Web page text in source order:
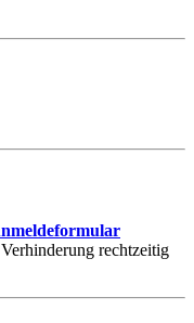
rechtzeitig